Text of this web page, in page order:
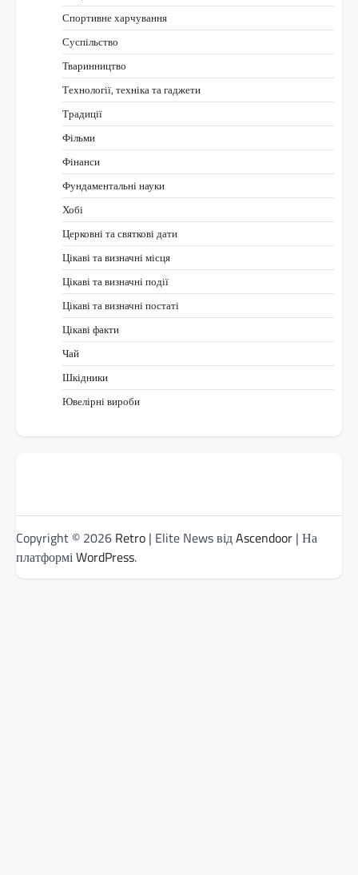
Спортивне харчування
Суспільство
Тваринництво
Технології, техніка та гаджети
Традиції
Фільми
Фінанси
Фундаментальні науки
Хобі
Церковні та святкові дати
Цікаві та визначні місця
Цікаві та визначні події
Цікаві та визначні постаті
Цікаві факти
Чай
Шкідники
Ювелірні вироби
Copyright © 2026 Retro | Elite News відAscendoor | На
платформіWordPress.